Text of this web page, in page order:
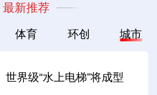
最新推荐
体育 环创 城市
世界级“水上电梯”将成型